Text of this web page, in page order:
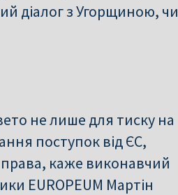
діалог з Угорщиною, чи
не лише для тиску на
поступок від ЄС,
каже виконавчий
EUROPEUM Мартін